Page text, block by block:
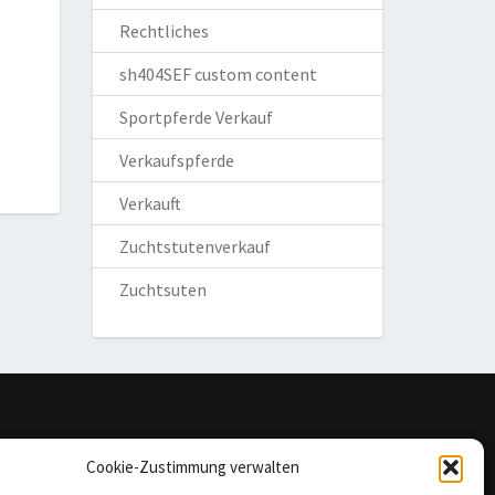
Cookie-Zustimmung verwalten
Rechtliches
sh404SEF custom content
Sportpferde Verkauf
Verkaufspferde
Verkauft
Zuchtstutenverkauf
Zuchtsuten